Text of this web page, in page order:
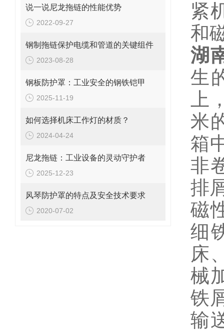
说一说尼龙拖链的性能优势
2022-09-27
钢制拖链保护电缆和管道的关键组件
2023-08-28
钢板防护罩：工业安全的钢铁铠甲
2025-11-19
如何选择机床工作灯的材质？
2024-04-24
尼龙拖链：工业设备的灵动守护者
2025-12-23
风琴防护罩的特点及安全技术要求
2020-07-02
紧
和
湖
生
上
米
箱
非
排
磁
细
床
械
铁
输